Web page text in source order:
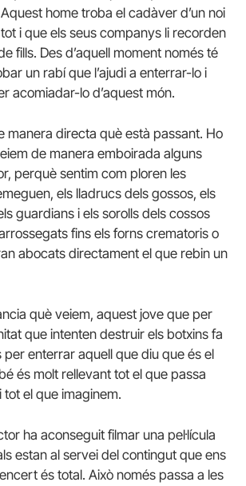
home troba el cadàver d’un noi
i que els seus companys li recorden
fills. Des d’aquell moment només té
un rabí que l’ajudi a enterrar-lo i
acomiadar-lo d’aquest món.
manera directa què està passant. Ho
de manera emboirada alguns
perquè sentim com ploren les
els lladrucs dels gossos, els
guardians i els sorolls dels cossos
fins els forns crematoris o
abocats directament el que rebin un
què veiem, aquest jove que per
que intenten destruir els botxins fa
per enterrar aquell que diu que és el
és molt rellevant tot el que passa
tot el que imaginem.
ha aconseguit filmar una pel·lícula
estan al servei del contingut que ens
és total. Això només passa a les